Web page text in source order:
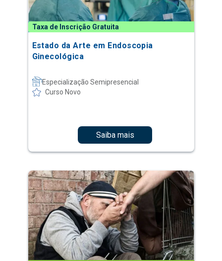
Taxa de Inscrição Gratuita
Estado da Arte em Endoscopia
Ginecológica
Especialização Semipresencial
Curso Novo
Saiba mais